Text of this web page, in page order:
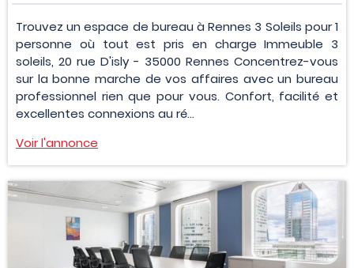
Trouvez un espace de bureau à Rennes 3 Soleils pour 1
personne où tout est pris en charge Immeuble 3
soleils, 20 rue D'isly - 35000 Rennes Concentrez-vous
sur la bonne marche de vos affaires avec un bureau
professionnel rien que pour vous. Confort, facilité et
excellentes connexions au ré...
Voir l'annonce